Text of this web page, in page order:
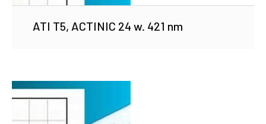
ATI T5, ACTINIC 24 w. 421 nm